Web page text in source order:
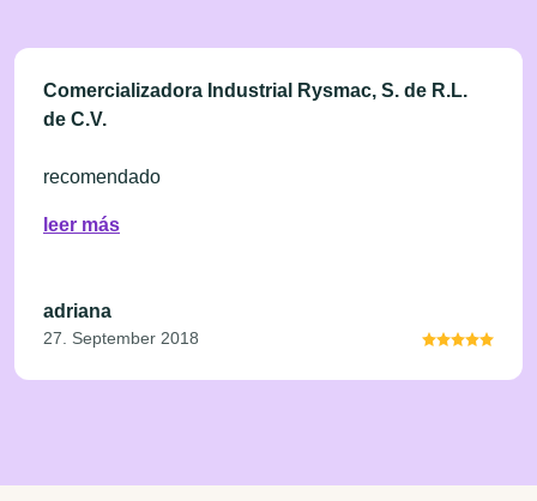
Comercializadora Industrial Rysmac, S. de R.L.
de C.V.
recomendado
leer más
adriana
27. September 2018